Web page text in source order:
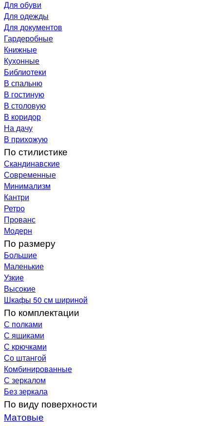
Для обуви
Для одежды
Для документов
Гардеробные
Книжные
Кухонные
Библиотеки
В спальню
В гостиную
В столовую
В коридор
На дачу
В прихожую
По стилистике
Скандинавские
Современные
Минимализм
Кантри
Ретро
Прованс
Модерн
По размеру
Большие
Маленькие
Узкие
Высокие
Шкафы 50 см шириной
По комплектации
С полками
С ящиками
С крючками
Со штангой
Комбинированные
С зеркалом
Без зеркала
По виду поверхности
Матовые